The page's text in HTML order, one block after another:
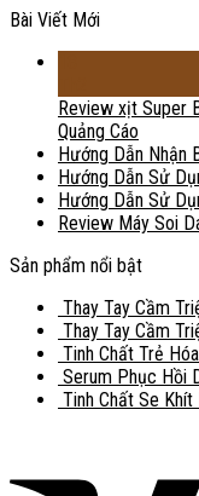
Bài Viết Mới
Review xịt Super
Quảng Cáo
Hướng Dẫn Nhận
Hướng Dẫn Sử
Hướng Dẫn Sử
Review Máy Soi
Sản phẩm nổi bật
Thay Tay Cầm
Thay Tay Cầm
Tinh Chất Trẻ
Serum Phục Hồi
Tinh Chất Se Khít